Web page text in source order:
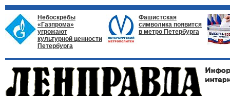
Небоскрёбы
«Газпрома»
угрожают
культурной ценности
Петербурга
Фашистская
символика появится
в метро Петербурга